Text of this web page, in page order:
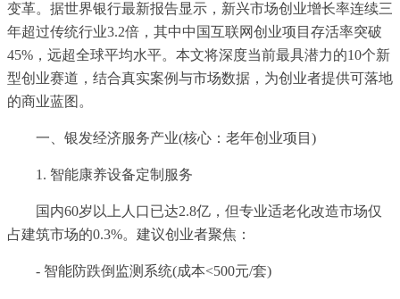
变革。据世界银行最新报告显示，新兴市场创业增长率连续三
年超过传统行业3.2倍，其中中国互联网创业项目存活率突破
45%，远超全球平均水平。本文将深度当前最具潜力的10个新
型创业赛道，结合真实案例与市场数据，为创业者提供可落地
的商业蓝图。
一、银发经济服务产业(核心：老年创业项目)
1. 智能康养设备定制服务
国内60岁以上人口已达2.8亿，但专业适老化改造市场仅
占建筑市场的0.3%。建议创业者聚焦：
- 智能防跌倒监测系统(成本<500元/套)